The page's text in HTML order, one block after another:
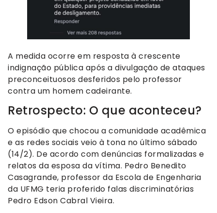
A medida ocorre em resposta à crescente
indignação pública após a divulgação de ataques
preconceituosos desferidos pelo professor
contra um homem cadeirante.
Retrospecto: O que aconteceu?
O episódio que chocou a comunidade acadêmica
e as redes sociais veio à tona no último sábado
(14/2). De acordo com denúncias formalizadas e
relatos da esposa da vítima. Pedro Benedito
Casagrande, professor da Escola de Engenharia
da UFMG teria proferido falas discriminatórias
Pedro Edson Cabral Vieira.